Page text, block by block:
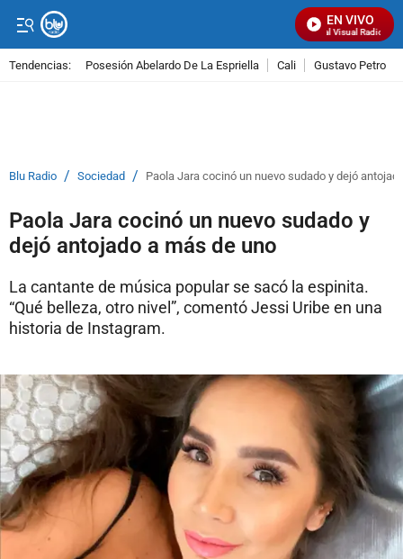
EN VIVO
Señal Visual Radio
Tendencias: Posesión Abelardo De La Espriella Cali Gustavo Petro
Blu Radio / Sociedad / Paola Jara cocinó un nuevo sudado y dejó
Paola Jara cocinó un nuevo sudado y
dejó antojado a más de uno
La cantante de música popular se sacó la espinita.
“Qué belleza, otro nivel”, comentó Jessi Uribe en una
historia de Instagram.